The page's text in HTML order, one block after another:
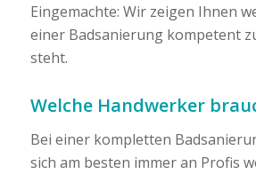
Eingemachte: Wir zeigen Ihnen
einer Badsanierung kompetent
steht.
Welche Handwerker
Bei einer kompletten
sich am besten immer an Profis